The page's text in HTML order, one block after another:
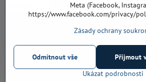
©2026CopyrightPředvolby soukromí
Vytvořeno systémem:
Meta (Facebook,
https://www.facebook.com/privacy/
Zásady ochrany
Ukázat podrobnosti
Přijmout
Odmítnout vše